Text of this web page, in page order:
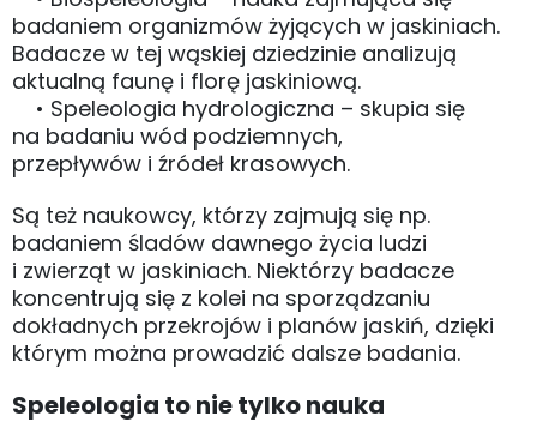
badaniem organizmów żyjących w jaskiniach.
Badacze w tej wąskiej dziedzinie analizują
aktualną faunę i florę jaskiniową.
• Speleologia hydrologiczna – skupia się
na badaniu wód podziemnych,
przepływów i źródeł krasowych.
Są też naukowcy, którzy zajmują się np.
badaniem śladów dawnego życia ludzi
i zwierząt w jaskiniach. Niektórzy badacze
koncentrują się z kolei na sporządzaniu
dokładnych przekrojów i planów jaskiń, dzięki
którym można prowadzić dalsze badania.
Speleologia to nie tylko nauka